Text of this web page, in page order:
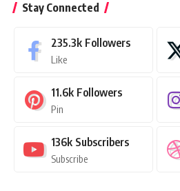
Stay Connected
235.3k Followers
Like
11.6k Followers
Pin
136k Subscribers
Subscribe